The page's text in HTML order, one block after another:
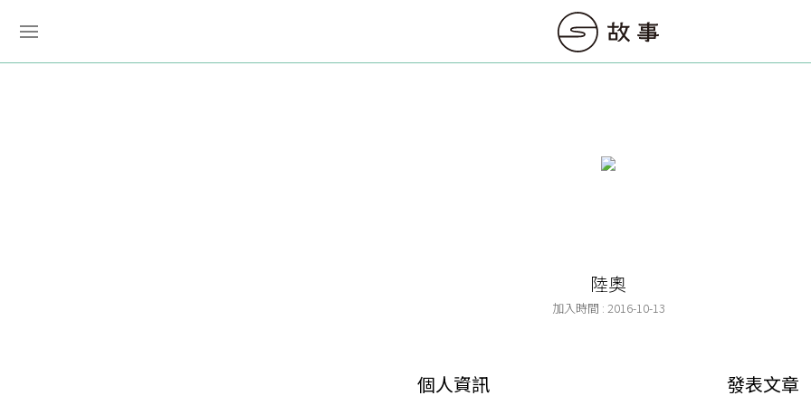
陸奧
加入時間 : 2016-10-13
個人資訊 發表文章